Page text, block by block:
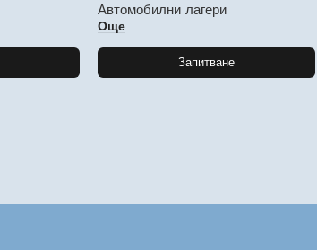
Автомобилни лагери
Още
Запитване